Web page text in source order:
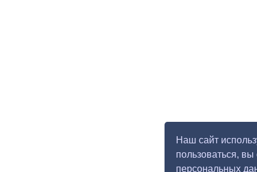
Наш сайт
пользоваться, вы
персональных